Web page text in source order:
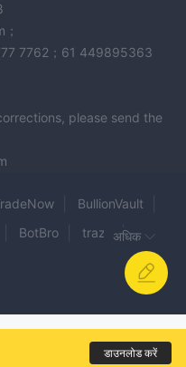
7762；61 449895363
please send the
BullionVault
BotBro
traze
TIMAI
Prodigit
अधिक
डाउनलोड करें